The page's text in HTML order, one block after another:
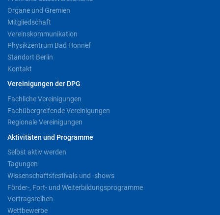
Organe und Gremien
Mitgliedschaft
Vereinskommunikation
Physikzentrum Bad Honnef
Standort Berlin
Kontakt
Vereinigungen der DPG
Fachliche Vereinigungen
Fachübergreifende Vereinigungen
Regionale Vereinigungen
Aktivitäten und Programme
Selbst aktiv werden
Tagungen
Wissenschaftsfestivals und -shows
Förder-, Fort- und Weiterbildungsprogramme
Vortragsreihen
Wettbewerbe